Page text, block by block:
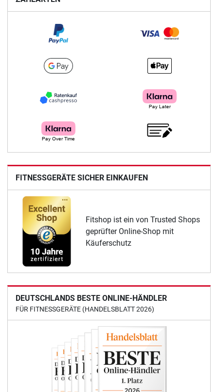
FITNESSGERÄTE SICHER EINKAUFEN
Fitshop ist ein von Trusted Shops
geprüfter Online-Shop mit
Käuferschutz
DEUTSCHLANDS BESTE ONLINE-HÄNDLER
FÜR FITNESSGERÄTE (HANDELSBLATT 2026)